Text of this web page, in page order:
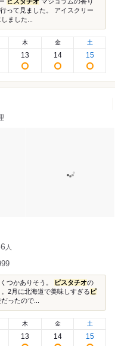
って見ました。 アイスクリー
ました...
木
13
金
14
土
15
人
つかありそう。 ピスタチオの
2月に北海道で美味しすぎる ピ
ったので...
木
13
金
14
土
15